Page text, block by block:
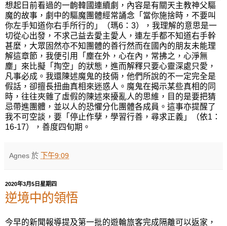
想起日前看過的一齣韓國連續劇，內容是有關天主教神父驅
魔的故事，劇中的驅魔團體經常誦念「 當你施捨時，不要叫
你左手知道你右手所行的」（瑪6 ： 3），我理解的意思是一
切從心出發，不求己益去愛主愛人， 連左手都不知道右手幹
甚麼，大眾固然亦不知團體的善行然而在國內的朋友未能理
解這章節，我便引用
「塵在外，心在內，常拂之，心淨無
塵」 來比擬 「掏空」 的狀態，進而解釋只要心靈深處只愛，
凡事必成。我還陳述魔鬼的技倆，他們所說的不一定完全是
假話，卻擅長扭曲真相來迷惑人。魔鬼在揭示某些真相的 同
時， 往往夾雜了虛假的陳述來擾亂人的思維，目的是要把猜
忌帶進團體，並以人的恐懼分化 團體各成員。 這事亦提醒了
我不可空談，要 「停止作孽，學習行善，尋求正義」（依1 ：
16-17），善度四旬期。
Agnes 於 下午9:09
2020年3月5日星期四
逆境中的領悟
今早的新聞報導提及第一批的遊輪旅客完成隔離可以返家，